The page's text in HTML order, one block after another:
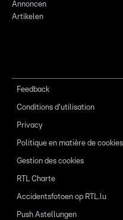
Annoncen
Artikelen
Feedback
Conditions d'utilisation
Privacy
Politique en matière de cookies
Gestion des cookies
RTL Charte
Accidentsfotoen op RTL.lu
Push Astellungen